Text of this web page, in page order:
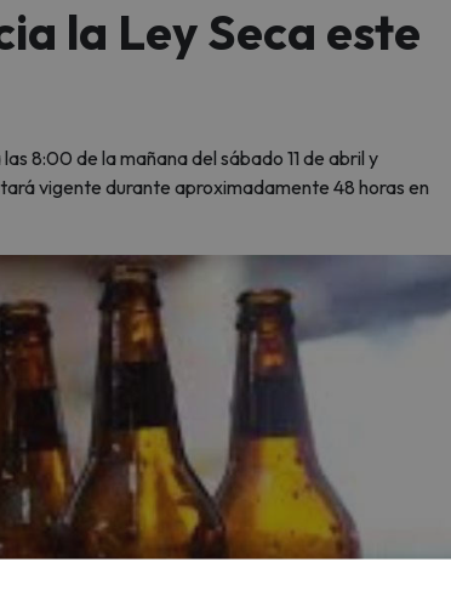
la Ley Seca este
8:00 de la mañana del sábado 11 de abril y
vigente durante aproximadamente 48 horas en